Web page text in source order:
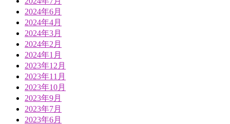
2024年6月
2024年4月
2024年3月
2024年2月
2024年1月
2023年12月
2023年11月
2023年10月
2023年9月
2023年7月
2023年6月